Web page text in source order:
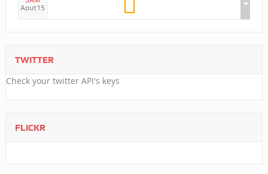
Aout15
TWITTER
Check your twitter API's keys
FLICKR